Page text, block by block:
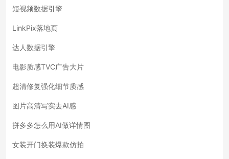
短视频数据引擎
LinkPix落地页
达人数据引擎
电影质感TVC广告大片
超清修复强化细节质感
图片高清写实去AI感
拼多多怎么用AI做详情图
女装开门换装爆款仿拍